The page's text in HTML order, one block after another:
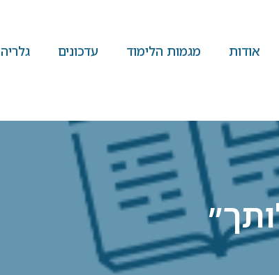
אודות מגמות הלימוד עדכונים גלריה